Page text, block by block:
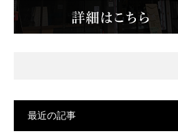
最近の記事